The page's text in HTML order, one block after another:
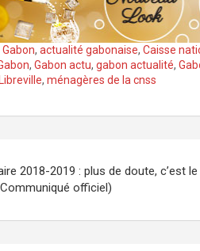
, actualité gabonaise, Caisse
, Gabon actu, gabon actualité,
Libreville, ménagères de la cnss
2018-2019 : plus de doute, c’est le
officiel)